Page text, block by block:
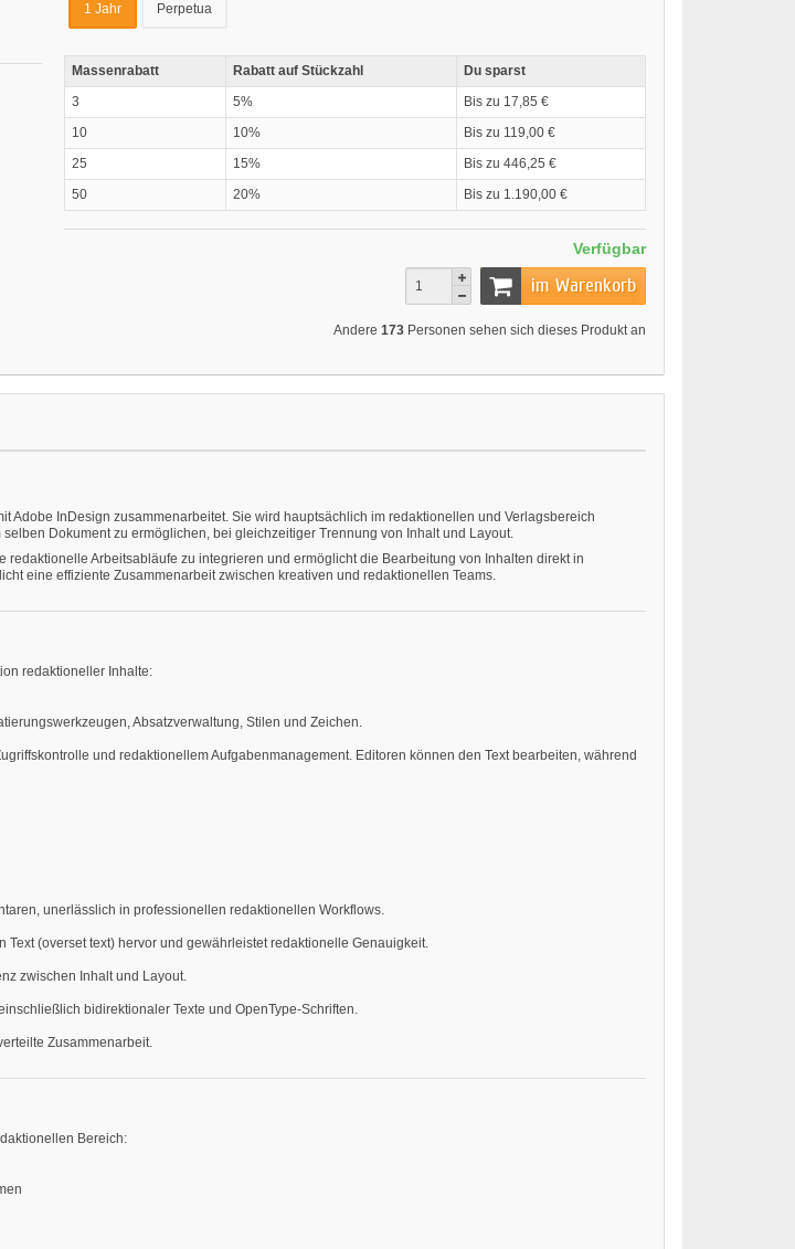
1 Jahr Perpetua
Massenrabatt Rabatt auf Stückzahl
Du sparst
3
5%
Bis zu 17,85 €
10
10%
Bis zu 119,00 €
25
15%
Bis zu 446,25 €
50
20% Bis zu 1.190,00 €
Verfügbar
im Warenkorb
Andere 173 Personen sehen sich dieses Produkt an
Adobe InDesign zusammenarbeitet. Sie wird hauptsächlich im redaktionellen und Verlagsbereich
Dokument zu ermöglichen, bei gleichzeitiger Trennung von Inhalt und Layout.
Arbeitsabläufe zu integrieren und ermöglicht die Bearbeitung von Inhalten direkt in
eine effiziente Zusammenarbeit zwischen kreativen und redaktionellen Teams.
redaktioneller Inhalte:
Absatzverwaltung, Stilen und Zeichen.
und redaktionellem Aufgabenmanagement. Editoren können den Text bearbeiten, während
unerlässlich in professionellen redaktionellen Workflows.
(overset text) hervor und gewährleistet redaktionelle Genauigkeit.
zwischen Inhalt und Layout.
bidirektionaler Texte und OpenType-Schriften.
Zusammenarbeit.
Bereich: